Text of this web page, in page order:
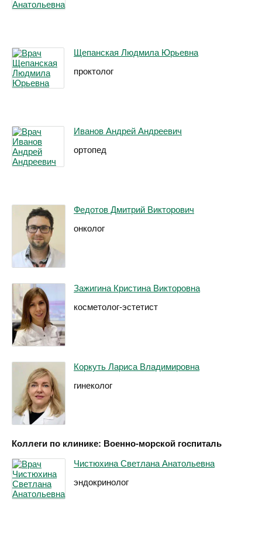
Щепанская Людмила Юрьевна
проктолог
Иванов Андрей Андреевич
ортопед
Федотов Дмитрий Викторович
онколог
Зажигина Кристина Викторовна
косметолог-эстетист
Коркуть Лариса Владимировна
гинеколог
Коллеги по клинике: Военно-морской госпиталь
Чистюхина Светлана Анатольевна
эндокринолог